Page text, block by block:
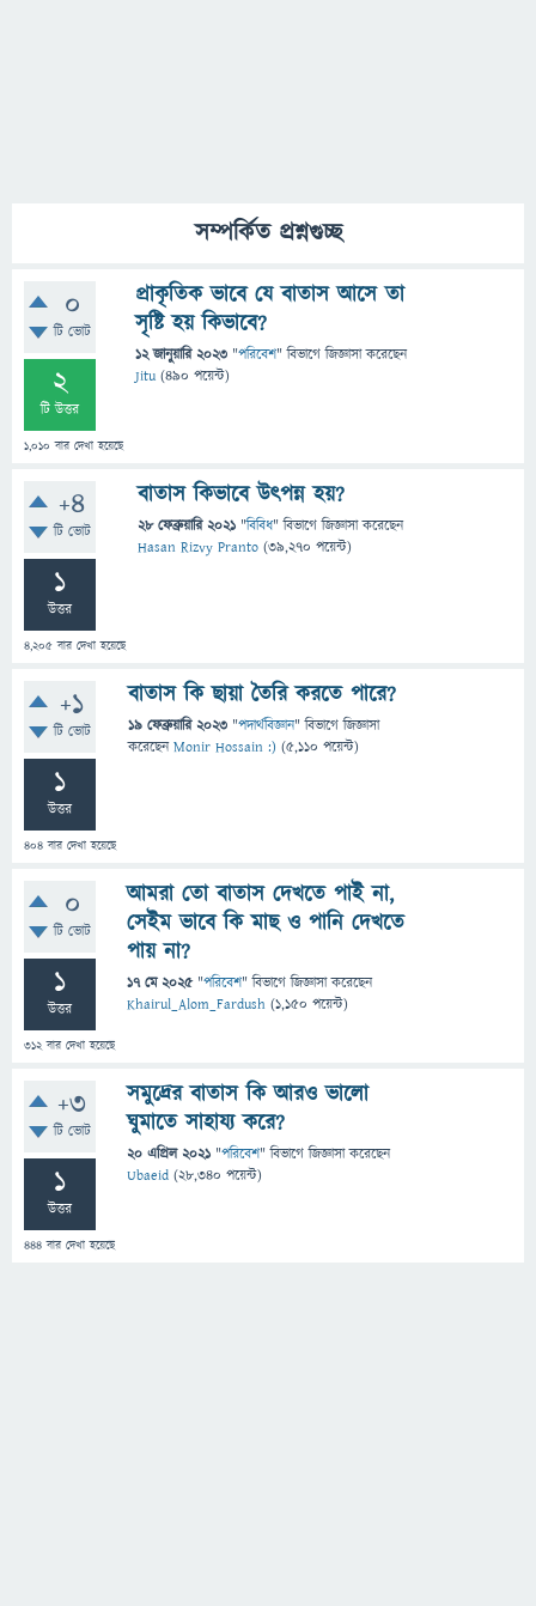
সম্পর্কিত প্রশ্নগুচ্ছ
0
টি ভোট
2
টি উত্তর
1,010 বার দেখা হয়েছে
প্রাকৃতিক ভাবে যে বাতাস আসে তা
সৃষ্টি হয় কিভাবে?
12 জানুয়ারি 2023 "পরিবেশ" বিভাগে জিজ্ঞাসাকরেছেন
Jitu (490 পয়েন্ট)
+4
টি ভোট
1
উত্তর
4,205 বার দেখা হয়েছে
বাতাস কিভাবে উৎপন্ন হয়?
28 ফেব্রুয়ারি 2021 "বিবিধ" বিভাগে জিজ্ঞাসাকরেছেন
Hasan Rizvy Pranto (39,270 পয়েন্ট)
+1
টি ভোট
1
উত্তর
404 বার দেখা হয়েছে
বাতাস কি ছায়া তৈরি করতে পারে?
19 ফেব্রুয়ারি 2023 "পদার্থবিজ্ঞান" বিভাগে জিজ্ঞাসা
করেছেনMonir Hossain :) (5,110 পয়েন্ট)
0
টি ভোট
1
উত্তর
312বার দেখা হয়েছে
আমরা তো বাতাস দেখতে পাই না,
সেইম ভাবে কি মাছ ও পানি দেখতে
পায় না?
17 মে 2025 "পরিবেশ" বিভাগে জিজ্ঞাসাকরেছেন
Khairul_Alom_Fardush (1,150 পয়েন্ট)
+3
টি ভোট
1
উত্তর
444 বার দেখা হয়েছে
সমুদ্রের বাতাস কি আরও ভালো
ঘুমাতে সাহায্য করে?
20 এপ্রিল 2021 "পরিবেশ" বিভাগে জিজ্ঞাসাকরেছেন
Ubaeid (28,340 পয়েন্ট)